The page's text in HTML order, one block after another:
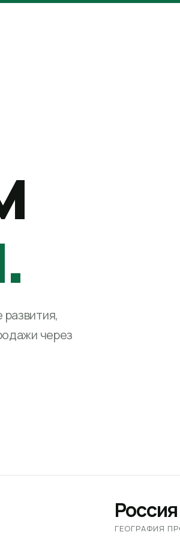
через
Россия
ГЕОГРАФИЯ